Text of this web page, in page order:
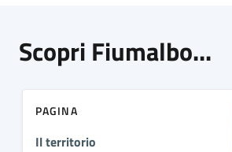
Scopri Fiumalbo...
PAGINA
Il territorio